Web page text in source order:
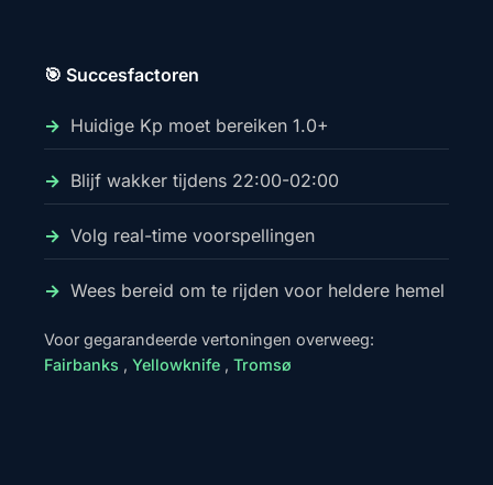
🎯 Succesfactoren
Huidige Kp moet bereiken 1.0+
Blijf wakker tijdens 22:00-02:00
Volg real-time voorspellingen
Wees bereid om te rijden voor heldere hemel
Voor gegarandeerde vertoningen overweeg:
Fairbanks , Yellowknife , Tromsø